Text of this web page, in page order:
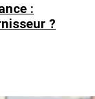
:
?